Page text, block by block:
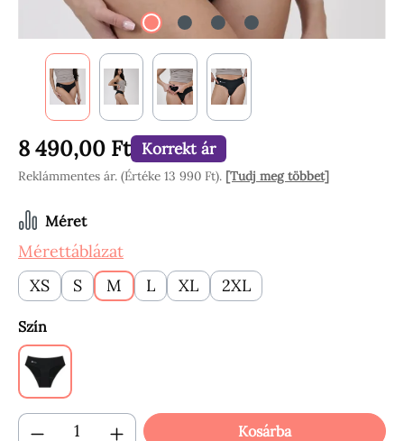
8 490,00 Ft Korrekt ár
Reklámmentes ár. (Értéke 13 990 Ft). [Tudj meg többet]
Válasszon
Méret
Mérettáblázat
XS
S M L XL 2XL
Válasszon
Szín
Black
Termékmennyiség: Adja meg a kívánt
Kosárba